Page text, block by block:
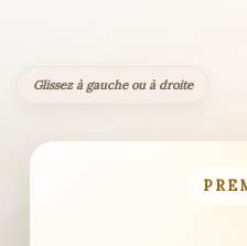
Glissez à gauche ou à droite